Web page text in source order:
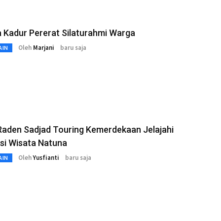
Kadur Pererat Silaturahmi Warga
Oleh Marjani baru saja
Sadjad Touring Kemerdekaan Jelajahi
Wisata Natuna
OlehYusfianti baru saja